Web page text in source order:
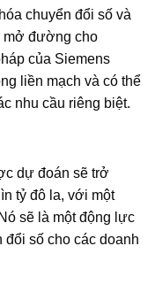
chuyển đổi số và
mở đường cho
của Siemens
liền mạch và có thể
nhu cầu riêng biệt.
dự đoán sẽ trở
tỷ đô la, với một
sẽ là một động lực
số cho các doanh